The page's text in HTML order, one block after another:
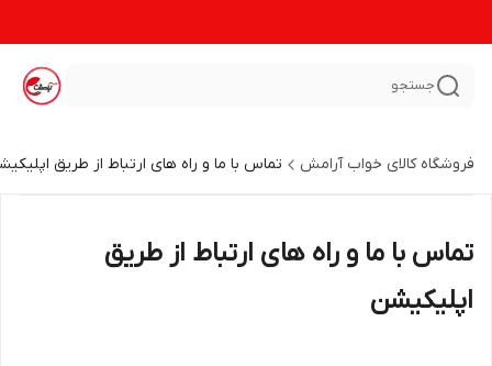
جستجو
فروشگاه کالای خواب آرامش تماس با ما و راه های ارتباط از طریق
تماس با ما و راه های ارتباط از طریق
اپلیکیشن